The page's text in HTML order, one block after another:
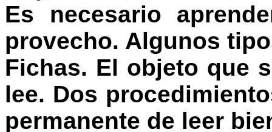
Es necesario
provecho. Algunos
Fichas. El objeto que
lee. Dos
permanente de leer